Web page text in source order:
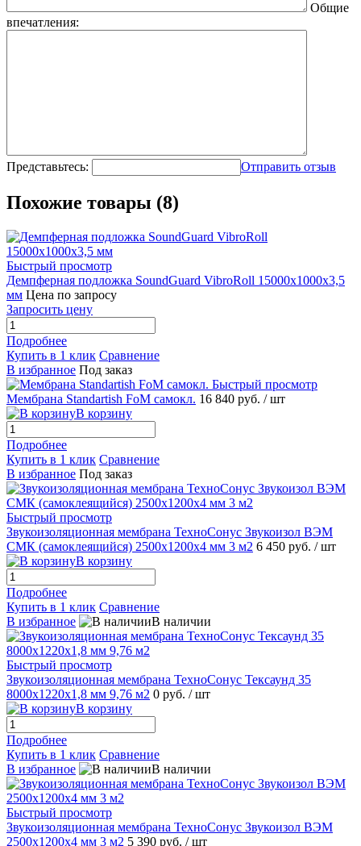
Общие
впечатления:
Представьтесь: Отправить отзыв
Похожие товары (8)
Быстрый просмотр
Демпферная подложка SoundGuard VibroRoll 15000х1000х3,5
мм Цена по запросу
Запросить цену
Подробнее
Купить в 1 клик Сравнение
В избранное Под заказ
Быстрый просмотр
Мембрана Standartish FoM самокл. 16 840 руб. / шт
В корзину
Подробнее
Купить в 1 клик Сравнение
В избранное Под заказ
Быстрый просмотр
Звукоизоляционная мембрана ТехноСонус Звукоизол ВЭМ
СМК (самоклеящийся) 2500x1200x4 мм 3 м2 6 450 руб. / шт
В корзину
Подробнее
Купить в 1 клик Сравнение
В избранное
В наличии
Быстрый просмотр
Звукоизоляционная мембрана ТехноСонус Тексаунд 35
8000x1220x1,8 мм 9,76 м2 0 руб. / шт
В корзину
Подробнее
Купить в 1 клик Сравнение
В избранное
В наличии
Быстрый просмотр
Звукоизоляционная мембрана ТехноСонус Звукоизол ВЭМ
2500x1200x4 мм 3 м2 5 390 руб. / шт